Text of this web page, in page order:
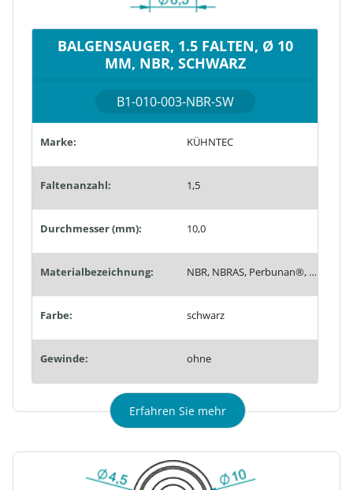
BALGENSAUGER, 1.5 FALTEN, Ø 10
MM, NBR, SCHWARZ
B1-010-003-NBR-SW
Marke: KÜHNTEC
Faltenanzahl: 1,5
Durchmesser (mm): 10,0
Materialbezeichnung: NBR, NBRAS, Perbunan®, PN
Farbe: schwarz
Gewinde: ohne
Erfahren Sie mehr